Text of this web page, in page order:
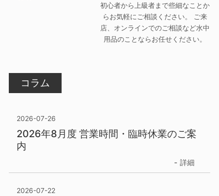
初心者から上級者まで些細なことか
らお気軽にご相談ください。 ご来
店、オンラインでのご相談など水中
用品のことならお任せください。
コラム
2026-07-26
2026年8月度 営業時間・臨時休業のご案
内
詳細
2026-07-22